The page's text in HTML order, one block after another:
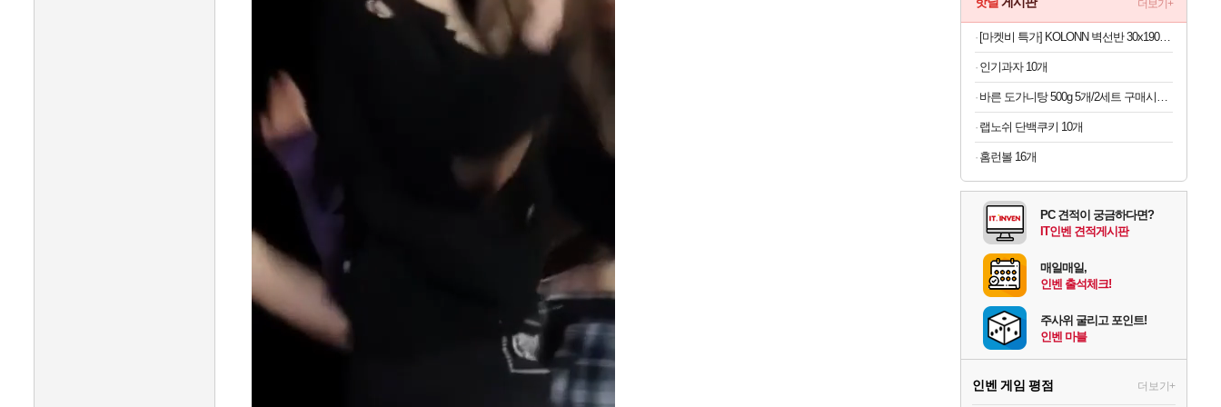
더보기+
[마켓비 특가] KOLONN 벽선반 30x190 300mmx280mmx1900mm, 6단, 블랙브라운 3142.2757
인기과자 10개
바른 도가니탕 500g 5개/2세트 구매시마다 사골곰탕 2팩증정
랩노쉬 단백쿠키 10개
홈런볼 16개
PC 견적이 궁금하다면?
IT인벤 견적게시판
매일매일,
인벤 출석체크!
주사위 굴리고 포인트!
인벤 마블
인벤 게임 평점 더보기+